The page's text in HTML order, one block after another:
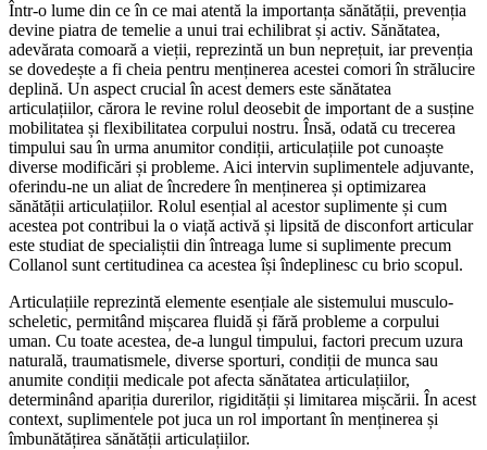
Într-o lume din ce în ce mai atentă la importanța sănătății, prevenția
devine piatra de temelie a unui trai echilibrat și activ. Sănătatea,
adevărata comoară a vieții, reprezintă un bun neprețuit, iar prevenția
se dovedește a fi cheia pentru menținerea acestei comori în strălucire
deplină. Un aspect crucial în acest demers este sănătatea
articulațiilor, cărora le revine rolul deosebit de important de a susține
mobilitatea și flexibilitatea corpului nostru. Însă, odată cu trecerea
timpului sau în urma anumitor condiții, articulațiile pot cunoaște
diverse modificări și probleme. Aici intervin suplimentele adjuvante,
oferindu-ne un aliat de încredere în menținerea și optimizarea
sănătății articulațiilor. Rolul esențial al acestor suplimente și cum
acestea pot contribui la o viață activă și lipsită de disconfort articular
este studiat de specialiștii din întreaga lume si suplimente precum
Collanol sunt certitudinea ca acestea își îndeplinesc cu brio scopul.
Articulațiile reprezintă elemente esențiale ale sistemului musculo-
scheletic, permitând mișcarea fluidă și fără probleme a corpului
uman. Cu toate acestea, de-a lungul timpului, factori precum uzura
naturală, traumatismele, diverse sporturi, condiții de munca sau
anumite condiții medicale pot afecta sănătatea articulațiilor,
determinând apariția durerilor, rigidității și limitarea mișcării. În acest
context, suplimentele pot juca un rol important în menținerea și
îmbunătățirea sănătății articulațiilor.